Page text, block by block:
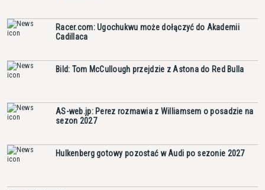
Racer.com: Ugochukwu może dołączyć do Akademii
Cadillaca
Bild: Tom McCullough przejdzie z Astona do Red Bulla
AS-web.jp: Perez rozmawia z Williamsem o posadzie na
sezon 2027
Hulkenberg gotowy pozostać w Audi po sezonie 2027